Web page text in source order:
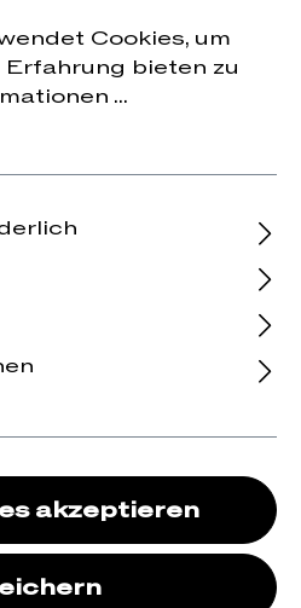
erhalten.
Lady
Cookies, um
bieten zu
...
akzeptieren